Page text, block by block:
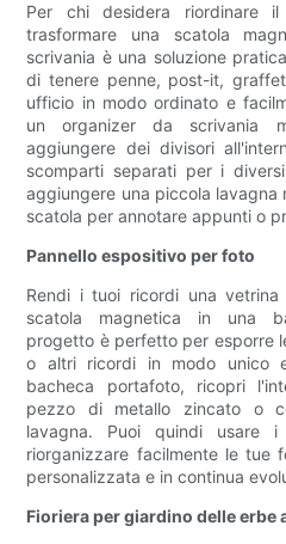
Per chi desidera riordinare
trasformare una scatola
scrivania è una soluzione
di tenere penne, post-it,
ufficio in modo ordinato e
un organizer da scrivania
aggiungere dei divisori
scomparti separati per i
aggiungere una piccola lavagna
scatola per annotare appunti o
Pannello espositivo per foto
Rendi i tuoi ricordi una vetrina
scatola magnetica in una
progetto è perfetto per esporre
o altri ricordi in modo unico
bacheca portafoto, ricopri
pezzo di metallo zincato o
lavagna. Puoi quindi usare
riorganizzare facilmente le tue
personalizzata e in continua
Fioriera per giardino delle erbe